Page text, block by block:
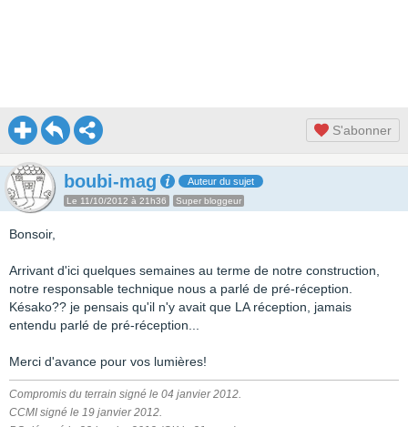
S'abonner
boubi-mag Auteur du sujet
Le 11/10/2012 à 21h36 Super bloggeur
Bonsoir,
Arrivant d'ici quelques semaines au terme de notre construction,
notre responsable technique nous a parlé de pré-réception.
Késako?? je pensais qu'il n'y avait que LA réception, jamais
entendu parlé de pré-réception...
Merci d'avance pour vos lumières!
Compromis du terrain signé le 04 janvier 2012.
CCMI signé le 19 janvier 2012.